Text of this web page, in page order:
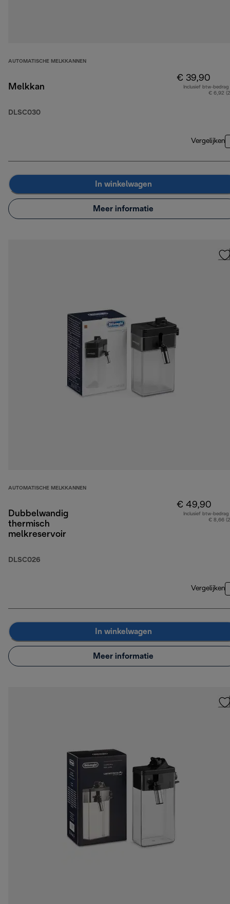
AUTOMATISCHE MELKKANNEN
Melkkan
DLSC030
€ 39,90
Inclusief btw-bedrag
€ 6,92
Vergelijken
In winkelwagen
Meer informatie
AUTOMATISCHE MELKKANNEN
Dubbelwandig
thermisch
melkreservoir
DLSC026
€ 49,90
Inclusief btw-bedrag
€ 8,66
Vergelijken
In winkelwagen
Meer informatie